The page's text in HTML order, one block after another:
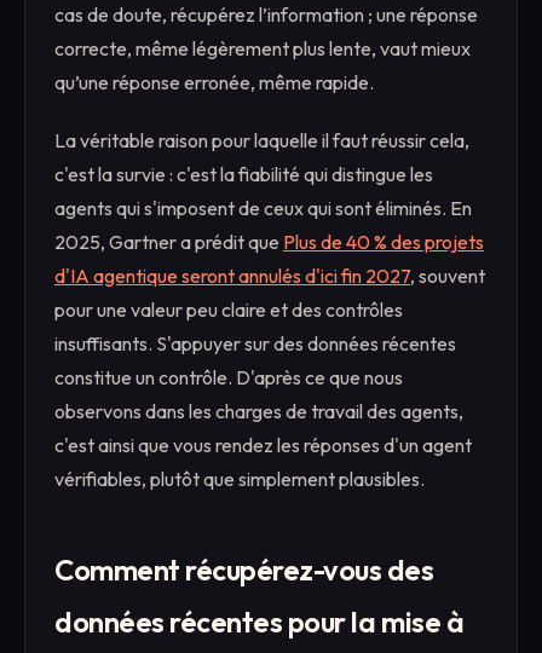
cas de doute, récupérez l’information ; une réponse
correcte, même légèrement plus lente, vaut mieux
qu’une réponse erronée, même rapide.
La véritable raison pour laquelle il faut réussir cela,
c'est la survie : c'est la fiabilité qui distingue les
agents qui s'imposent de ceux qui sont éliminés. En
2025, Gartner a prédit que Plus de 40 % des projets
d'IA agentique seront annulés d'ici fin 2027, souvent
pour une valeur peu claire et des contrôles
insuffisants. S'appuyer sur des données récentes
constitue un contrôle. D'après ce que nous
observons dans les charges de travail des agents,
c'est ainsi que vous rendez les réponses d'un agent
vérifiables, plutôt que simplement plausibles.
Comment récupérez-vous des
données récentes pour la mise à